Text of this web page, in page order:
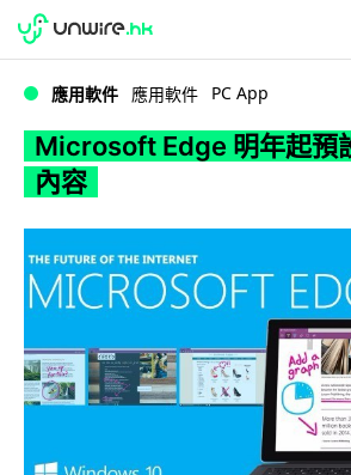
Microsoft Edge 明年起預
WWDC 2026
應用軟件 應用軟件 PC App
Microsoft Edge 明年起預
內容